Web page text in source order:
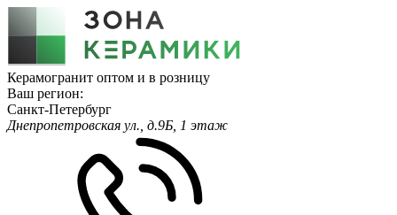
Керамогранит оптом и в розницу
Ваш регион:
Санкт-Петербург
Днепропетровская ул., д.9Б, 1 этаж